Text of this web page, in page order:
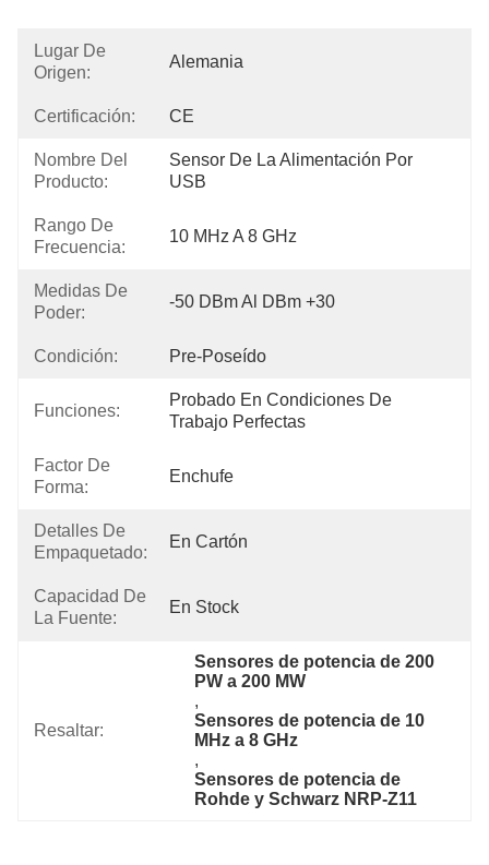
Lugar De
Origen:
Alemania
Certificación: CE
Nombre Del
Producto:
Sensor De La Alimentación Por
USB
Rango De
Frecuencia:
10 MHz A 8 GHz
Medidas De
Poder:
-50 DBm Al DBm +30
Condición: Pre-Poseído
Funciones:
Probado En Condiciones De
Trabajo Perfectas
Factor De
Forma:
Enchufe
Detalles De
Empaquetado:
En Cartón
Capacidad De
La Fuente:
En Stock
Resaltar:
Sensores de potencia de 200
PW a 200 MW
,
Sensores de potencia de 10
MHz a 8 GHz
,
Sensores de potencia de
Rohde y Schwarz NRP-Z11